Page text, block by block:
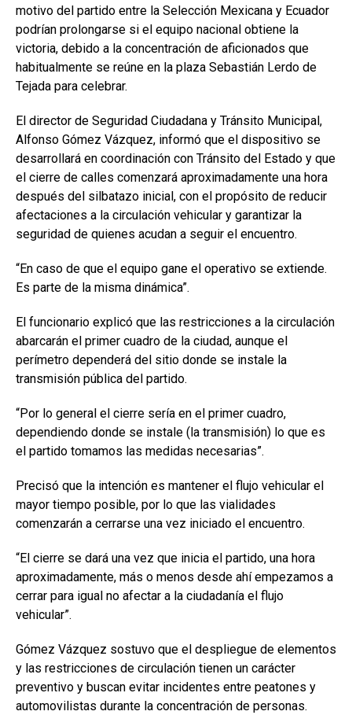
motivo del partido entre la Selección Mexicana y Ecuador
podrían prolongarse si el equipo nacional obtiene la
victoria, debido a la concentración de aficionados que
habitualmente se reúne en la plaza Sebastián Lerdo de
Tejada para celebrar.
El director de Seguridad Ciudadana y Tránsito Municipal,
Alfonso Gómez Vázquez, informó que el dispositivo se
desarrollará en coordinación con Tránsito del Estado y que
el cierre de calles comenzará aproximadamente una hora
después del silbatazo inicial, con el propósito de reducir
afectaciones a la circulación vehicular y garantizar la
seguridad de quienes acudan a seguir el encuentro.
“En caso de que el equipo gane el operativo se extiende.
Es parte de la misma dinámica”.
El funcionario explicó que las restricciones a la circulación
abarcarán el primer cuadro de la ciudad, aunque el
perímetro dependerá del sitio donde se instale la
transmisión pública del partido.
“Por lo general el cierre sería en el primer cuadro,
dependiendo donde se instale (la transmisión) lo que es
el partido tomamos las medidas necesarias”.
Precisó que la intención es mantener el flujo vehicular el
mayor tiempo posible, por lo que las vialidades
comenzarán a cerrarse una vez iniciado el encuentro.
“El cierre se dará una vez que inicia el partido, una hora
aproximadamente, más o menos desde ahí empezamos a
cerrar para igual no afectar a la ciudadanía el flujo
vehicular”.
Gómez Vázquez sostuvo que el despliegue de elementos
y las restricciones de circulación tienen un carácter
preventivo y buscan evitar incidentes entre peatones y
automovilistas durante la concentración de personas.